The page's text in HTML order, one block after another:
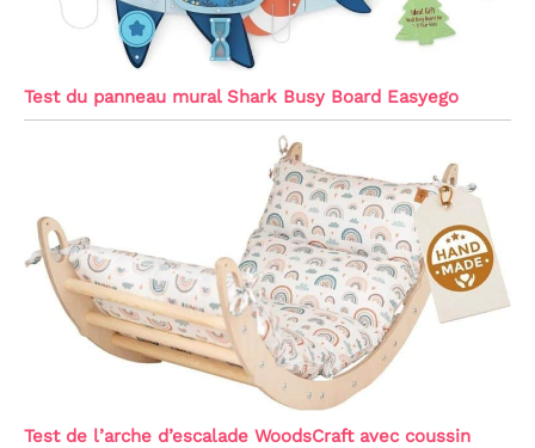
Test du panneau mural Shark Busy Board Easyego
Test de l’arche d’escalade WoodsCraft avec coussin